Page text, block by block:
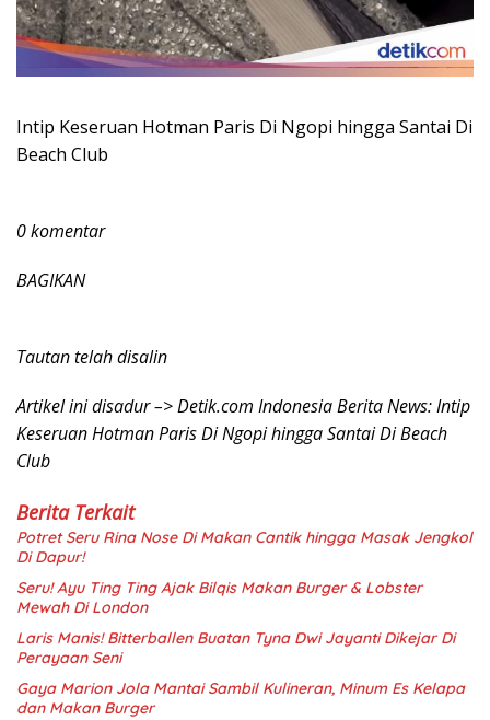
Intip Keseruan Hotman Paris Di Ngopi hingga Santai Di
Beach Club
0 komentar
BAGIKAN
Tautan telah disalin
Artikel ini disadur –> Detik.com Indonesia Berita News: Intip
Keseruan Hotman Paris Di Ngopi hingga Santai Di Beach
Club
Berita Terkait
Potret Seru Rina Nose Di Makan Cantik hingga Masak Jengkol
Di Dapur!
Seru! Ayu Ting Ting Ajak Bilqis Makan Burger & Lobster
Mewah Di London
Laris Manis! Bitterballen Buatan Tyna Dwi Jayanti Dikejar Di
Perayaan Seni
Gaya Marion Jola Mantai Sambil Kulineran, Minum Es Kelapa
dan Makan Burger